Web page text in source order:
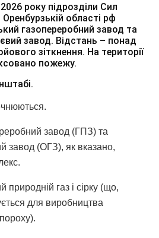
року підрозділи Сил
області рф
газопереробний завод та
завод. Відстань – понад
зіткнення. На території
пожежу.
завод (ГПЗ) та
завод (ОГЗ), як вказано,
газ і сірку (що,
для виробництва